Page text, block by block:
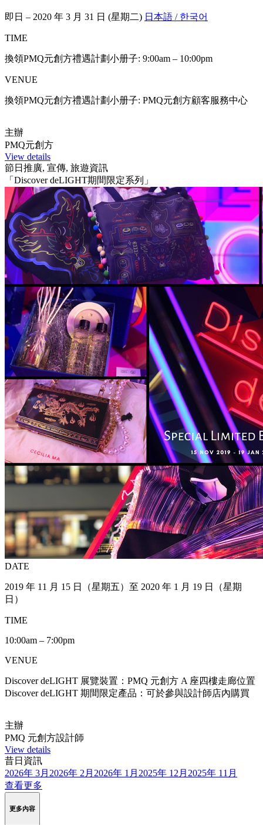
即日 – 2020 年 3 月 31 日 (星期二) 日本語 / 한국어
TIME
換領PMQ元創方禮遇計劃小册子: 9:00am – 10:00pm
VENUE
換領PMQ元創方禮遇計劃小册子: PMQ元創方顧客服務中心
主辦
PMQ元創方
View details
節日推廣, 宣傳, 旅遊資訊
「Discover deLIGHT期間限定系列」
DATE
2019 年 11 月 15 日（星期五）至 2020 年 1 月 19 日（星期
日）
TIME
10:00am – 7:00pm
VENUE
Discover deLIGHT 展覽裝置：PMQ 元創方 A 座四樓走廊位置
Discover deLIGHT 期間限定產品：可於參與設計師店內購買
主辦
PMQ 元創方設計師
View details
昔日資訊
2026年 3月 2026年 2月 2026年 1月 2025年 12月 2025年 11月
查看更多
更多內容